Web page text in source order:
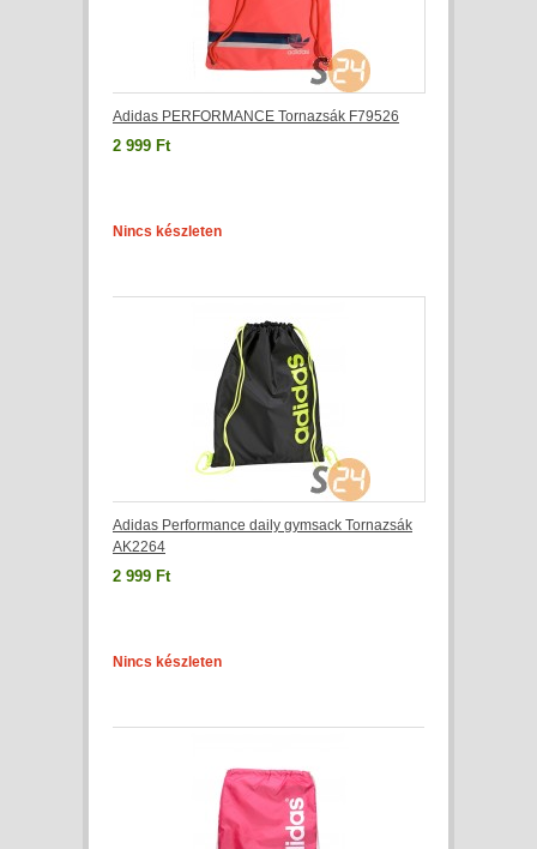
Adidas PERFORMANCE Tornazsák F79526
2 999 Ft
Nincs készleten
Adidas Performance daily gymsack Tornazsák
AK2264
2 999 Ft
Nincs készleten